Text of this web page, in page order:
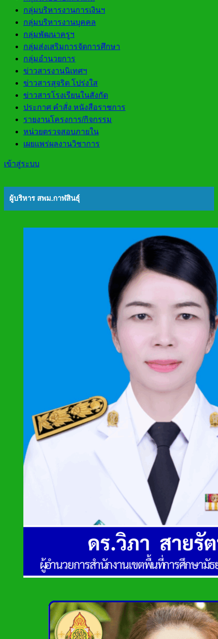
กลุ่มบริหารงานการเงินฯ
กลุ่มบริหารงานบุคคล
กลุ่มพัฒนาครูฯ
กลุ่มส่งเสริมการจัดการศึกษา
กลุ่มอำนวยการ
ข่าวสารงานนิเทศฯ
ข่าวสารสุจริต โปร่งใส
ข่าวสารโรงเรียนในสังกัด
ประกาศ คำสั่ง หนังสือราชการ
รายงานโครงการ/กิจกรรม
หน่วยตรวจสอบภายใน
เผยแพร่ผลงานวิชาการ
เข้าสู่ระบบ
ผู้บริหาร สพม.กาฬสินธุ์